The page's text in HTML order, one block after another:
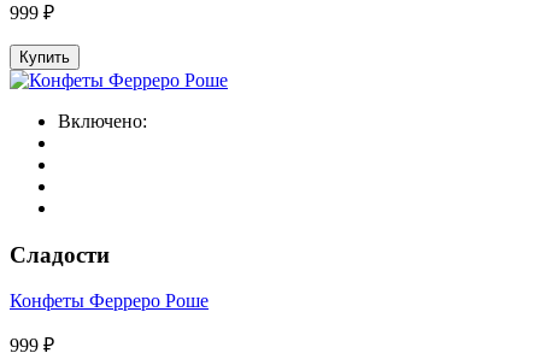
999 ₽
Купить
Включено:
Сладости
Конфеты Ферреро Роше
999 ₽